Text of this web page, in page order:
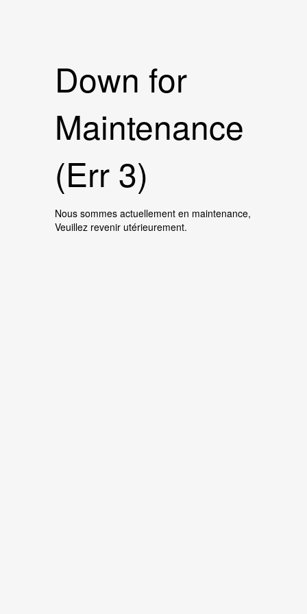
Down for
Maintenance
(Err 3)
Nous sommes actuellement en maintenance,
Veuillez revenir utérieurement.